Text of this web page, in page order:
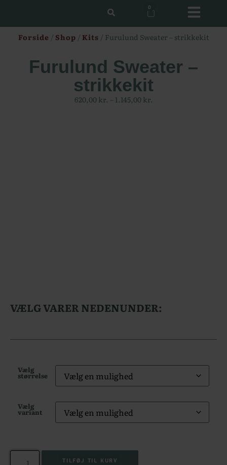
0
Forside / Shop / Kits / Furulund Sweater – strikkekit
Furulund Sweater –
strikkekit
620,00 kr. 1.145,00 kr.
VÆLG VARER NEDENUNDER:
Vælg
størrelse
Vælg
variant
TILFØJ TIL KURV